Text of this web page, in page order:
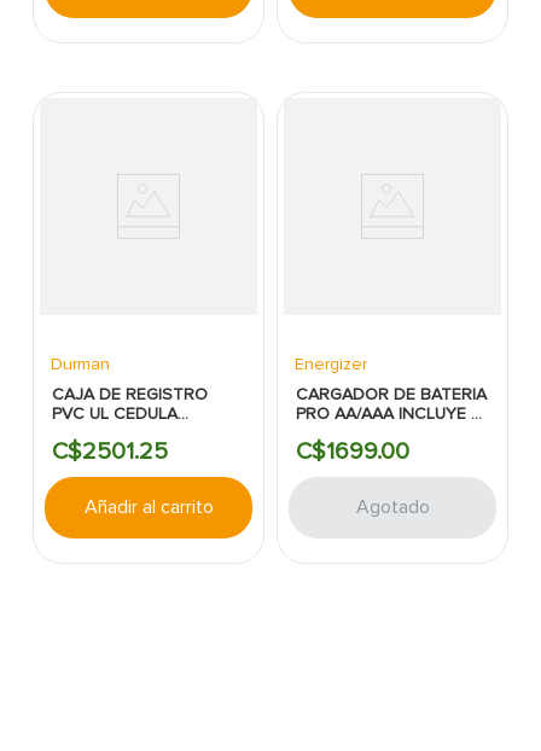
Durman
CAJA DE REGISTRO
PVC UL CEDULA
C$2501.25
Añadir al carrito
Energizer
CARGADOR DE BATERIA
PRO AA/AAA INCLUYE 4
C$1699.00
Agotado